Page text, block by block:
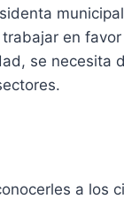
en
se necesita
a los